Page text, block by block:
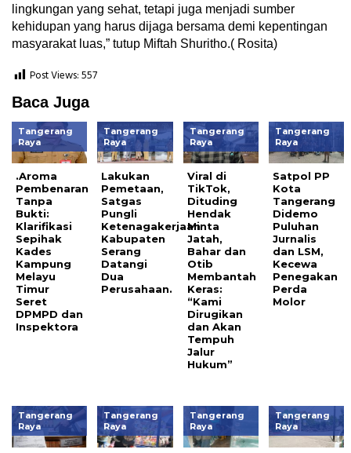
lingkungan yang sehat, tetapi juga menjadi sumber
kehidupan yang harus dijaga bersama demi kepentingan
masyarakat luas,” tutup Miftah Shuritho.( Rosita)
Post Views:557
Baca Juga
Tangerang
Raya
.Aroma
Pembenaran
Tanpa
Bukti:
Klarifikasi
Sepihak
Kades
Kampung
Melayu
Timur
Seret
DPMPD dan
Inspektora
Tangerang
Raya
Lakukan
Pemetaan,
Satgas
Pungli
Ketenagakerjaan
Kabupaten
Serang
Datangi
Dua
Perusahaan.
Tangerang
Raya
Viral di
TikTok,
Dituding
Hendak
Minta
Jatah,
Bahar dan
Otib
Membantah
Keras:
“Kami
Dirugikan
dan Akan
Tempuh
Jalur
Hukum”
Tangerang
Raya
Satpol PP
Kota
Tangerang
Didemo
Puluhan
Jurnalis
dan LSM,
Kecewa
Penegakan
Perda
Molor
Tangerang
Raya
Tangerang
Raya
Tangerang
Raya
Tangerang
Raya